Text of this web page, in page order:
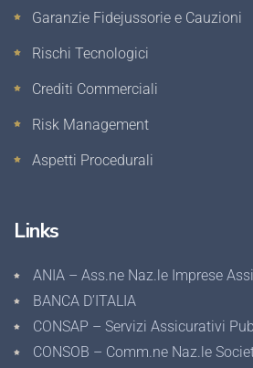
Garanzie Fidejussorie e Cauzioni
Rischi Tecnologici
Crediti Commerciali
Risk Management
Aspetti Procedurali
Links
ANIA – Ass.ne Naz.le Imprese
BANCA D’ITALIA
CONSAP – Servizi Assicurativi
CONSOB – Comm.ne Naz.le